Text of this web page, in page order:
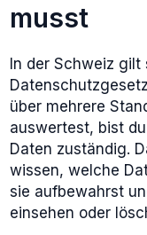
musst
In der Schweiz
über mehrere
auswertest, bist
Daten zuständig.
wissen, welche
sie aufbewahrst
einsehen oder